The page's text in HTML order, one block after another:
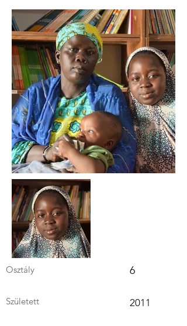
Osztály 6
Született 2011